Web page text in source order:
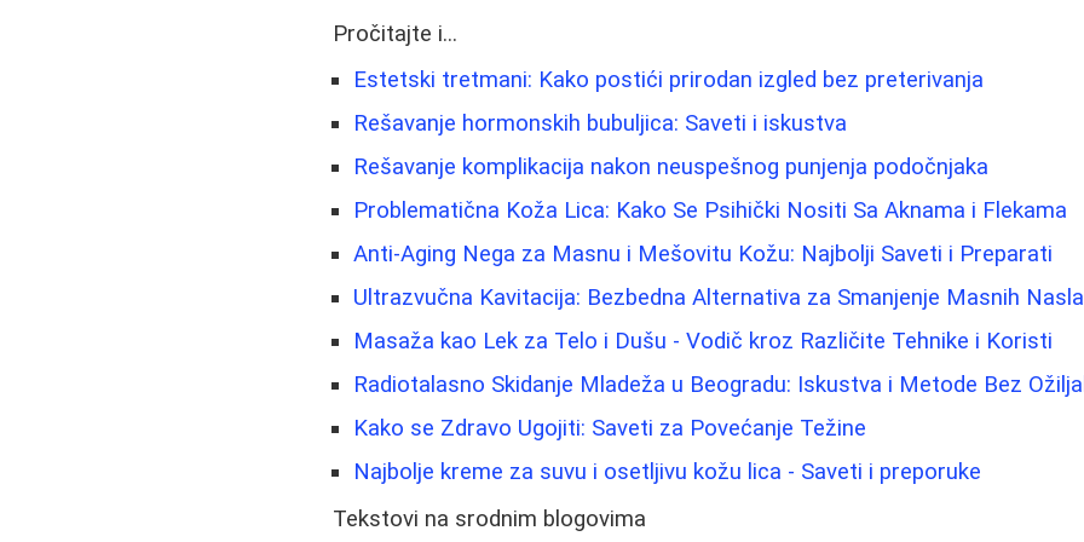
Pročitajte i...
Estetski tretmani: Kako postići prirodan izgled bez preterivanja
Rešavanje hormonskih bubuljica: Saveti i iskustva
Rešavanje komplikacija nakon neuspešnog punjenja podočnjaka
Problematična Koža Lica: Kako Se Psihički Nositi Sa Aknama i Flekama
Anti-Aging Nega za Masnu i Mešovitu Kožu: Najbolji Saveti i Preparati
Ultrazvučna Kavitacija: Bezbedna Alternativa za Smanjenje Masnih
Masaža kao Lek za Telo i Dušu - Vodič kroz Različite Tehnike i Koristi
Radiotalasno Skidanje Mladeža u Beogradu: Iskustva i Metode Bez
Kako se Zdravo Ugojiti: Saveti za Povećanje Težine
Najbolje kreme za suvu i osetljivu kožu lica - Saveti i preporuke
Tekstovi na srodnim blogovima